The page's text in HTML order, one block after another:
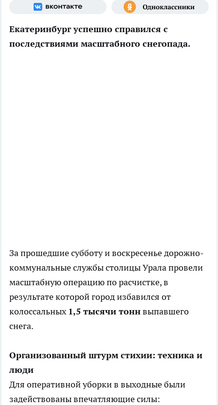
Екатеринбург успешно справился с
последствиями масштабного снегопада.
За прошедшие субботу и воскресенье дорожно-
коммунальные службы столицы Урала провели
масштабнуюоперациюпо расчистке, в
результате которой город избавился от
колоссальных 1,5 тысячи тоннвыпавшего
снега.
Организованный штурм стихии: техника и
люди
Для оперативной уборки в выходные были
задействованы впечатляющие силы: